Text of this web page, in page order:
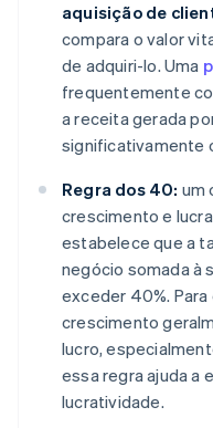
aquisição de
compara o valor
de adquiri-lo. Uma
frequentemente
a receita gerada
significativamente
Regra dos 40: um
crescimento e
estabelece que a
negócio somada à
exceder 40%. Para
crescimento
lucro,
essa regra ajuda a
lucratividade.